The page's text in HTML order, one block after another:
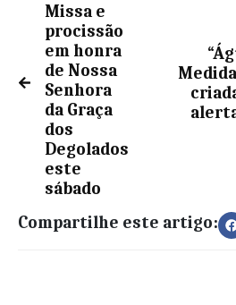
Missa e
procissão
em honra
de Nossa
Senhora
da Graça
dos
Degolados
este
sábado
Compartilhe este artigo: